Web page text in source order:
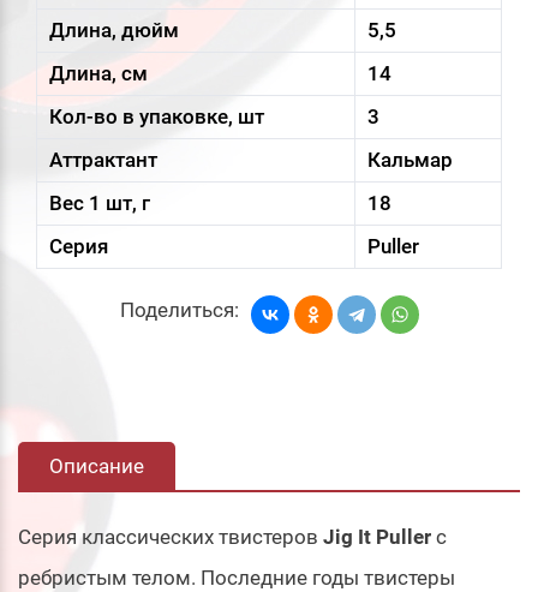
Длина, дюйм
5,5
Длина, см
14
Кол-во в упаковке, шт
3
Аттрактант
Кальмар
Вес 1 шт, г
18
Серия
Puller
Поделиться:
Описание
Серия классических твистеров Jig It Puller с
ребристым телом. Последние годы твистеры